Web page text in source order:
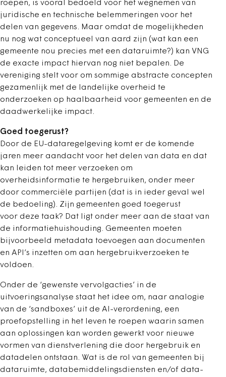
roepen, is vooral bedoeld voor het wegnemen van
juridische en technische belemmeringen voor het
delen van gegevens. Maar omdat de mogelijkheden
nu nog wat conceptueel van aard zijn (wat kan een
gemeente nou precies met een dataruimte?) kan VNG
de exacte impact hiervan nog niet bepalen. De
vereniging stelt voor om sommige abstracte concepten
gezamenlijk met de landelijke overheid te
onderzoeken op haalbaarheid voor gemeenten en de
daadwerkelijke impact.
Goed toegerust?
Door de EU-dataregelgeving komt er de komende
jaren meer aandacht voor het delen van data en dat
kan leiden tot meer verzoeken om
overheidsinformatie te hergebruiken, onder meer
door commerciële partijen (dat is in ieder geval wel
de bedoeling). Zijn gemeenten goed toegerust
voor deze taak? Dat ligt onder meer aan de staat van
de informatiehuishouding. Gemeenten moeten
bijvoorbeeld metadata toevoegen aan documenten
en API’s inzetten om aan hergebruikverzoeken te
voldoen.
Onder de ‘gewenste vervolgacties’ in de
uitvoeringsanalyse staat het idee om, naar analogie
van de ‘sandboxes’ uit de AI-verordening, een
proefopstelling in het leven te roepen waarin samen
aan oplossingen kan worden gewerkt voor nieuwe
vormen van dienstverlening die door hergebruik en
datadelen ontstaan. Wat is de rol van gemeenten bij
dataruimte, databemiddelingsdiensten en/of data-